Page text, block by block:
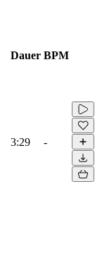
Dauer BPM
3:29 -